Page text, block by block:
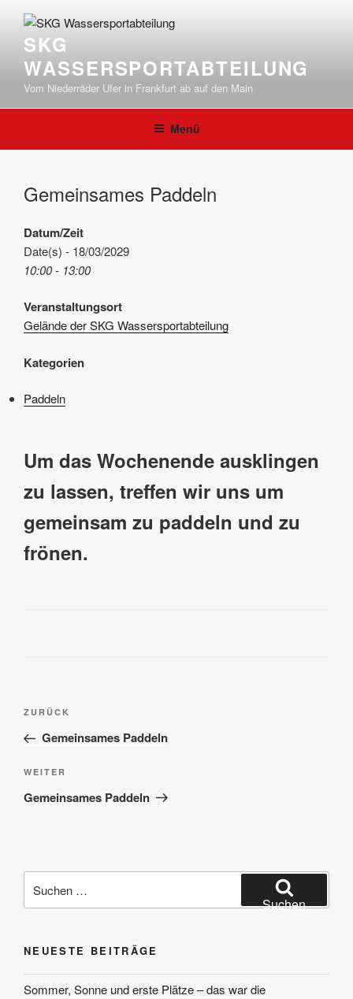
Inhalt
springenSKG
WASSERSPORTABTEILUNG
Vom Niederräder Ufer in Frankfurt ab auf den Main
Menü
Gemeinsames Paddeln
Datum/Zeit
Date(s) - 18/03/2029
10:00 - 13:00
Veranstaltungsort
Gelände der SKG Wassersportabteilung
Kategorien
Paddeln
Um das Wochenende ausklingen
zu lassen, treffen wir uns um
gemeinsam zu paddeln und zu
frönen.
Beitragsnavigation
Vorheriger
Beitrag
ZURÜCK
Gemeinsames Paddeln
Nächster
Beitrag
WEITER
Gemeinsames Paddeln
nach:
Suchen
NEUESTE BEITRÄGE
Sommer, Sonne und erste Plätze – das war die